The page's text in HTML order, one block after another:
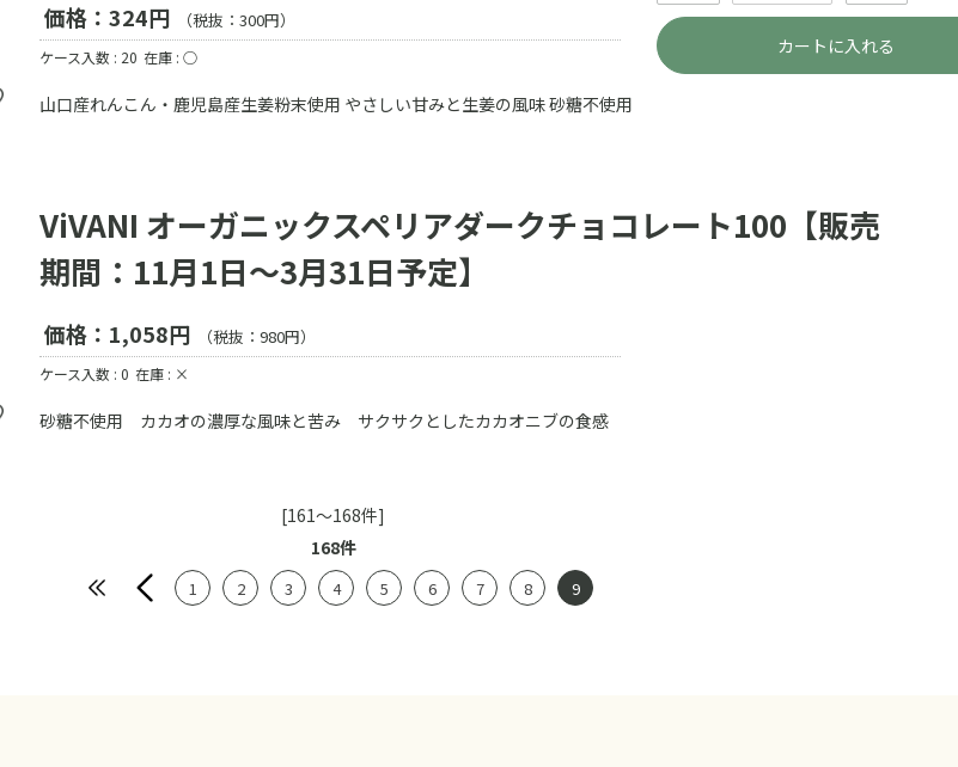
価格：324円 （税抜：300円）
ケース入数 : 20 在庫 : ○
カートに入れる
山口産れんこん・鹿児島産生姜粉末使用 やさしい甘みと生姜の風味 砂糖不使用
ViVANI オーガニックスペリアダークチョコレート100【販売
期間：11月1日～3月31日予定】
価格：1,058円 （税抜：980円）
ケース入数 : 0 在庫 : ×
砂糖不使用 カカオの濃厚な風味と苦み サクサクとしたカカオニブの食感
[161～168件]
168件
1 2 3 4 5 6 7 8 9